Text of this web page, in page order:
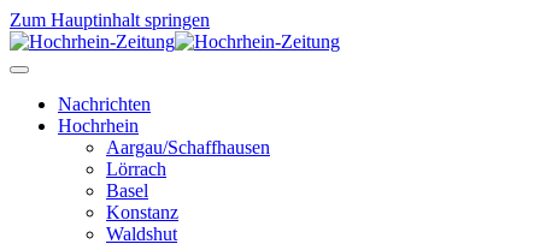
Zum Hauptinhalt springen
Nachrichten
Hochrhein
Aargau/Schaffhausen
Lörrach
Basel
Konstanz
Waldshut